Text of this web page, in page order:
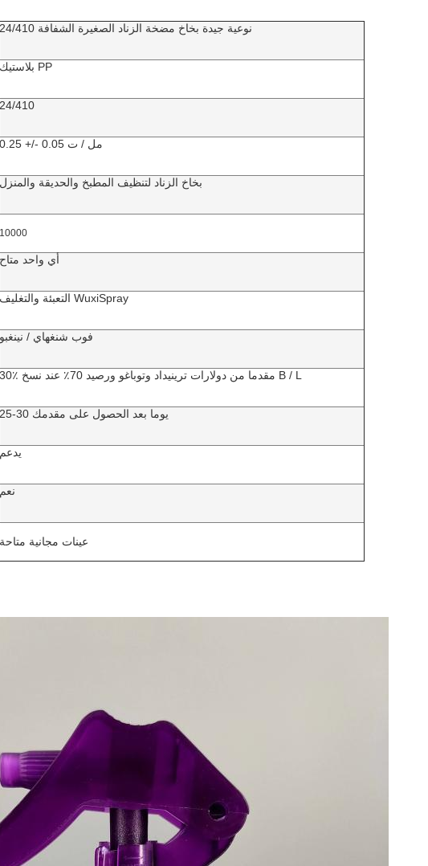
24/410 نوعية جيدة بخاخ مضخة الزناد الصغيرة الشفافة
بلاستيك PP
24/410
0.25 +/- 0.05 مل / ت
بخاخ الزناد لتنظيف المطبخ والحديقة والمنزل
10000
أي واحد متاح
التعبئة والتغليف WuxiSpray
فوب شنغهاي / نينغبو
30٪ مقدما من دولارات ترينيداد وتوباغو ورصيد 70٪ عند نسخ B / L
25-30 يوما بعد الحصول على مقدمك
يدعم
نعم
عينات مجانية متاحة